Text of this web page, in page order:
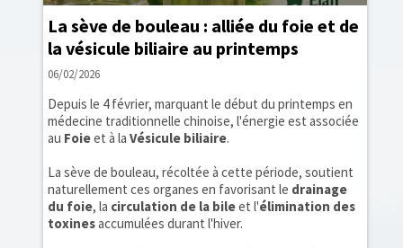
La sève de bouleau : alliée du foie et de
la vésicule biliaire au printemps
06/02/2026
Depuis le 4 février, marquant le début du printemps en
médecine traditionnelle chinoise, l'énergie est associée
au Foieet à la Vésicule biliaire.
La sève de bouleau, récoltée à cette période, soutient
naturellement ces organes en favorisant le drainage
du foie, la circulation de la bileet l'élimination des
toxinesaccumulées durant l'hiver.